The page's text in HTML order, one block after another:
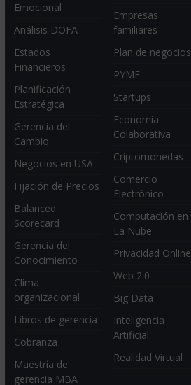
Emocional
Análisis DOFA
Estados
Financieros
Planificación
Estratégica
Gerencia del
Cambio
Negocios en USA
Fijación de Precios
Balanced
Scorecard
Gerencia del
Conocimiento
Clima
organizacional
Libros de gerencia
Cobranza
Maestría de
gerencia MBA
Empresas
familiares
Plan de negocios
PYME
Startups
Economia
Colaborativa
Criptomonedas
Comercio
Electrónico
Computación en
La Nube
Privacidad Online
Web 2.0
Big Data
Inteligencia
Artificial
Realidad Virtual